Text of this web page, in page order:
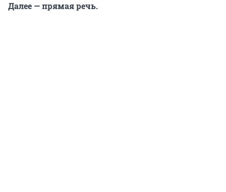
Далее — прямая речь.